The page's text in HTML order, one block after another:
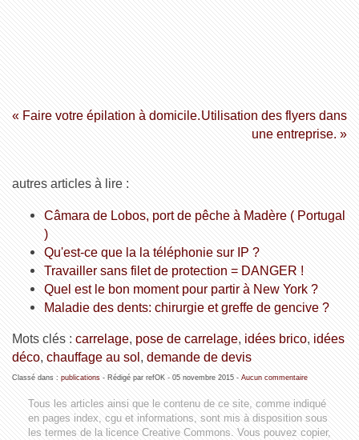
« Faire votre épilation à domicile.Utilisation des flyers dans
une entreprise. »
autres articles à lire :
Câmara de Lobos, port de pêche à Madère ( Portugal
)
Qu'est-ce que la la téléphonie sur IP ?
Travailler sans filet de protection = DANGER !
Quel est le bon moment pour partir à New York ?
Maladie des dents: chirurgie et greffe de gencive ?
Mots clés : carrelage, pose de carrelage, idées brico, idées
déco, chauffage au sol, demande de devis
Classé dans : publications- Rédigé par refOK - 05 novembre 2015- Aucun commentaire
Tous les articles ainsi que le contenu de ce site, comme indiqué
en pages index, cgu et informations, sont mis à disposition sous
les termes de la licence Creative Commons. Vous pouvez copier,